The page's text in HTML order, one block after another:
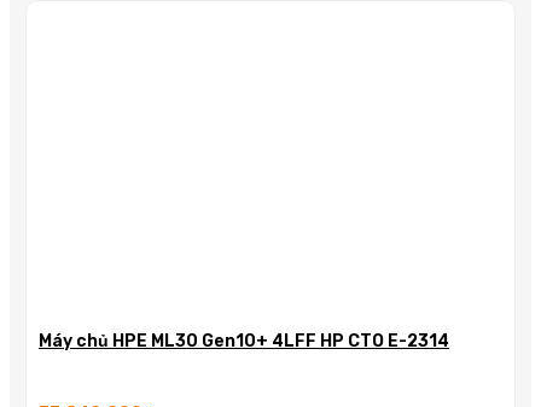
Máy chủ HPE ML30 Gen10+ 4LFF HP CTO E-2314